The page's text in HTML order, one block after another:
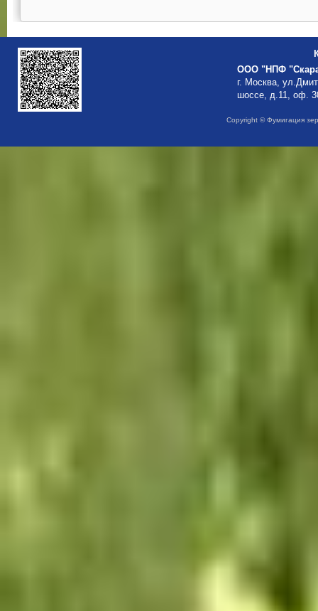
ООО "НПФ
г. Москва,
шоссе, д.11, оф.
Copyright © Фумигация